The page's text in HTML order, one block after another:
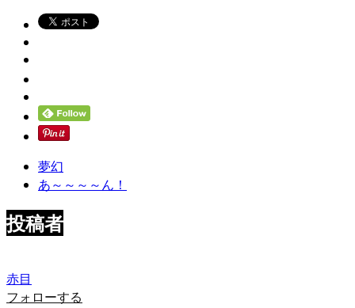
夢幻
あ～～～～ん！
投稿者
赤目
フォローする